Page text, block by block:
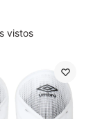
vistos